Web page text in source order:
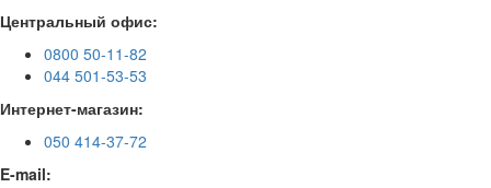
Центральный офис:
0800 50-11-82
044 501-53-53
Интернет-магазин:
050 414-37-72
E-mail: